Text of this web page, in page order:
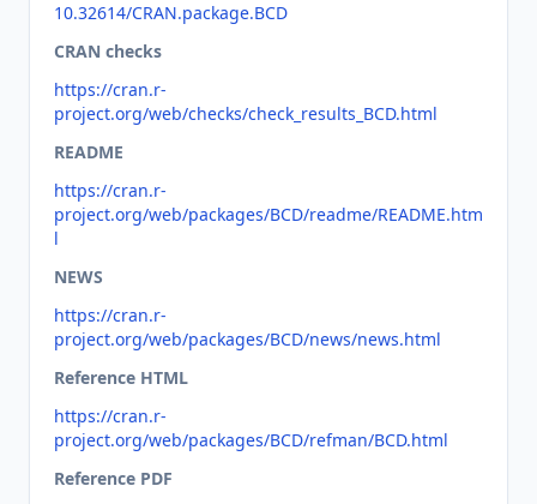
10.32614/CRAN.package.BCD
CRAN checks
https://cran.r-
project.org/web/checks/check_results_BCD.html
README
https://cran.r-
project.org/web/packages/BCD/readme/README.htm
l
NEWS
https://cran.r-
project.org/web/packages/BCD/news/news.html
Reference HTML
https://cran.r-
project.org/web/packages/BCD/refman/BCD.html
Reference PDF